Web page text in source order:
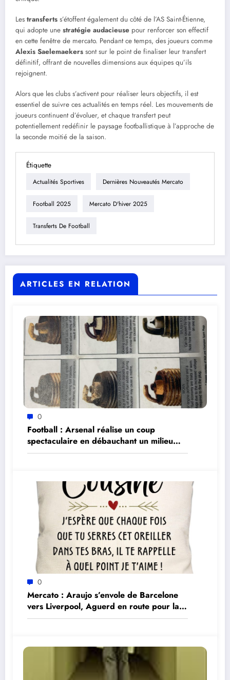
Les transferts s’étoffent également du côté de l’AS Saint-Étienne,
qui adopte une stratégie audacieuse pour renforcer son effectif
en cette fenêtre de mercato. Pendant ce temps, des joueurs comme
Alexis Saelemaekers sont sur le point de finaliser leur transfert
définitif, offrant de nouvelles dimensions aux équipes qu’ils
rejoignent.
Alors que les clubs s’activent pour réaliser leurs objectifs, il est
essentiel de suivre ces actualités en temps réel. Les mouvements de
joueurs continuent d’évoluer, et chaque transfert peut
potentiellement redéfinir le paysage footballistique à l’approche de
la seconde moitié de la saison.
Étiquette
Actualités Sportives Dernières Nouveautés Mercato
Football 2025 Mercato D'hiver 2025
Transferts De Football
ARTICLES EN RELATION
0
Football : Arsenal réalise un coup
spectaculaire en débauchant un milieu
brésilien pour 90 millions d’euros
0
Mercato : Araujo s’envole de Barcelone
vers Liverpool, Aguerd en route pour la
Real Sociedad – les dernières nouvelles